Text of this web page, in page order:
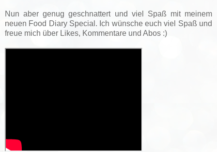
Nun aber genug geschnattert und viel Spaß mit meinem
neuen Food Diary Special. Ich wünsche euch viel Spaß und
freue mich über Likes, Kommentare und Abos :)